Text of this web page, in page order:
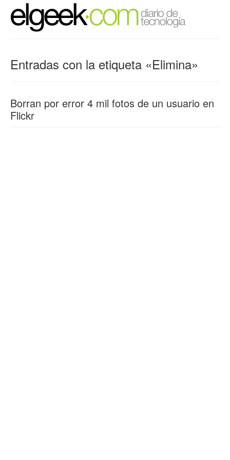
Entradas con la etiqueta «Elimina»
Borran por error 4 mil fotos de un usuario en
Flickr